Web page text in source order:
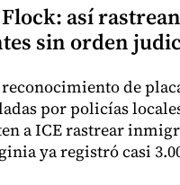
así
sin orden
de
por policías
a ICE rastrear
ya registró casi